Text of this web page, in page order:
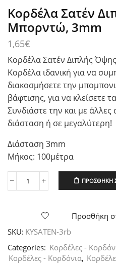
Κορδέλα Σατέν
Μπορντώ, 3mm
1,65€
Κορδέλα Σατέν Διπλής
Κορδέλα ιδανική για να
διακοσμήσετε την
βάφτισης, για να κλείσετε
Συνδιάστε την και με
διάσταση ή σε μεγαλύτερη!
Διάσταση 3mm
Μήκος: 100μέτρα
Κορδέλα
Όψης
3mm
ποσότητα
ΠΡΟΣΘΉΚΗ
Προσθήκη
SKU: KYSATEN-3rb
Categories: Κορδέλες -
Κορδέλες - Κορδόνια,